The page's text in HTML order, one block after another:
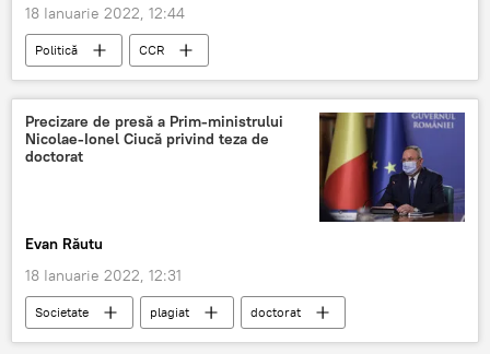
18 Ianuarie 2022, 12:44
Politică CCR
Precizare de presă a Prim-ministrului
Nicolae-Ionel Ciucă privind teza de
doctorat
Evan Răutu
18 Ianuarie 2022, 12:31
Societate plagiat
doctorat
Nicolae Ciucă